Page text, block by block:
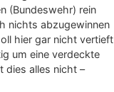
(Bundeswehr) rein
nichts abzugewinnen
hier gar nicht vertieft
um eine verdeckte
dies alles nicht –